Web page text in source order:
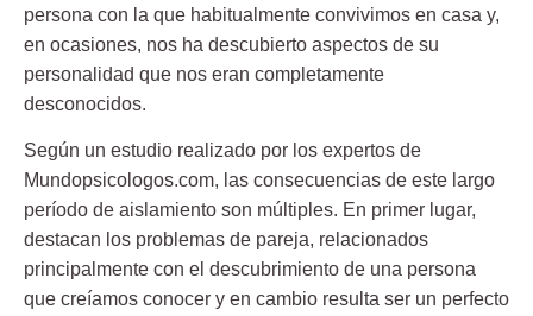
persona con la que habitualmente convivimos en casa y,
en ocasiones, nos ha descubierto aspectos de su
personalidad que nos eran completamente
desconocidos.
Según un estudio realizado por los expertos de
Mundopsicologos.com, las consecuencias de este largo
período de aislamiento son múltiples. En primer lugar,
destacan los problemas de pareja, relacionados
principalmente con el descubrimiento de una persona
que creíamos conocer y en cambio resulta ser un perfecto